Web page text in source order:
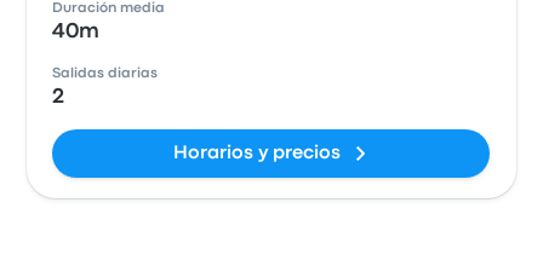
Duración media
40m
Salidas diarias
2
Horarios y precios